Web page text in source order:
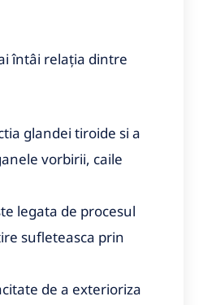
întâi relația dintre
glandei tiroide si a
vorbirii, caile
legata de procesul
sufleteasca prin
de a exterioriza